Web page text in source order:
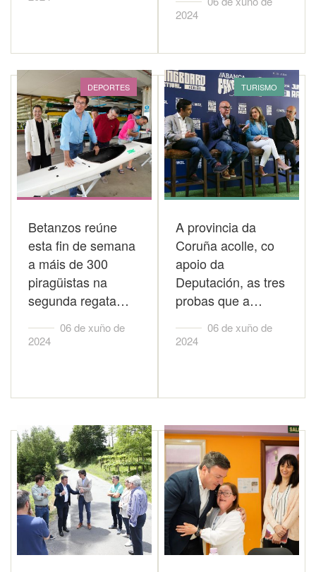
2024
DEPORTES
Betanzos reúne
esta fin de semana
a máis de 300
piragüistas na
segunda regata…
06 de xuño de
2024
TURISMO
A provincia da
Coruña acolle, co
apoio da
Deputación, as tres
probas que a…
06 de xuño de
2024